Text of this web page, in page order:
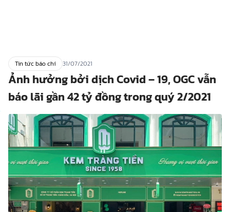
Tin tức báo chí 31/07/2021
Ảnh hưởng bởi dịch Covid – 19, OGC vẫn
báo lãi gần 42 tỷ đồng trong quý 2/2021